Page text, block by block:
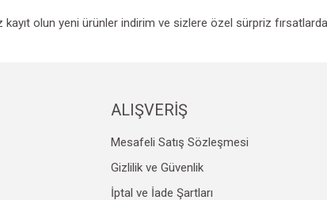
hatalar bulunuyor.
kayıt olun yeni ürünler indirim ve sizlere özel sürpriz
ALIŞVERİŞ
Mesafeli Satış Sözleşmesi
Gizlilik ve Güvenlik
İptal ve İade Şartları